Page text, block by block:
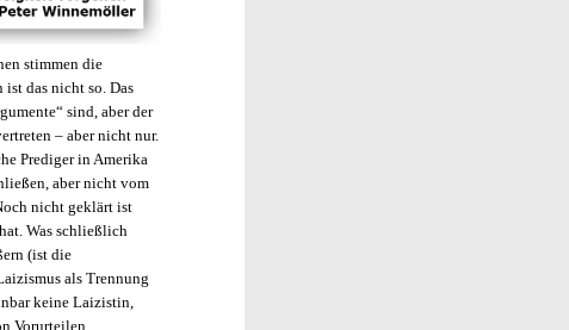
stimmen die
das nicht so. Das
sind, aber der
– aber nicht nur.
Prediger in Amerika
aber nicht vom
nicht geklärt ist
Was schließlich
(ist die
als Trennung
keine Laizistin,
Vorurteilen.